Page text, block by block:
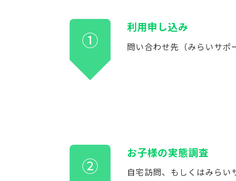
①
利用申し込み
問い合わせ先（みらいサポ
②
お子様の実態調査
自宅訪問、もしくはみら